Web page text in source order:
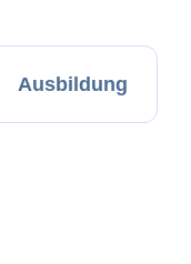
Ausbildung